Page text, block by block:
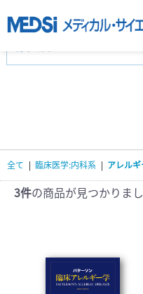
臨床医学:一般(359) 臨床医
基礎医学(93)
看護学(21)
医療技
栄養学(0)
薬学(7)
医学
全て | 臨床医学:内科系 | アレル
3件の商品が見つかりま